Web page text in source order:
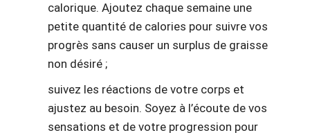
calorique. Ajoutez chaque semaine une
petite quantité de calories pour suivre vos
progrès sans causer un surplus de graisse
non désiré ;
suivez les réactions de votre corps et
ajustez au besoin. Soyez à l’écoute de vos
sensations et de votre progression pour